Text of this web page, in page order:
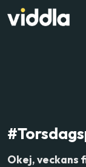
Okej, veckans